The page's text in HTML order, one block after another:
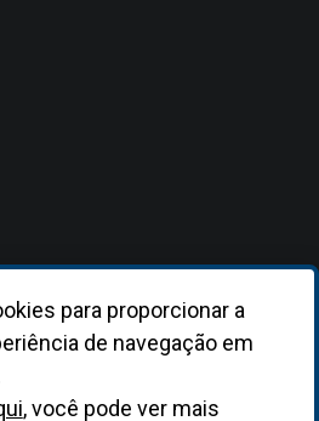
para proporcionar a
de navegação em
, você pode ver mais